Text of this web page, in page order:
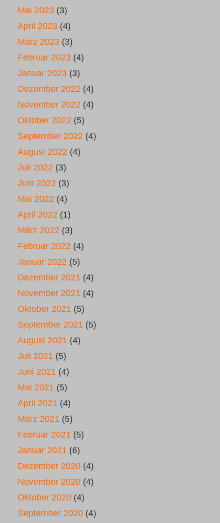
Mai 2023 (3)
April 2023 (4)
März 2023 (3)
Februar 2023 (4)
Januar 2023 (3)
Dezember 2022 (4)
November 2022 (4)
Oktober 2022 (5)
September 2022 (4)
August 2022 (4)
Juli 2022 (3)
Juni 2022 (3)
Mai 2022 (4)
April 2022 (1)
März 2022 (3)
Februar 2022 (4)
Januar 2022 (5)
Dezember 2021 (4)
November 2021 (4)
Oktober 2021 (5)
September 2021 (5)
August 2021 (4)
Juli 2021 (5)
Juni 2021 (4)
Mai 2021 (5)
April 2021 (4)
März 2021 (5)
Februar 2021 (5)
Januar 2021 (6)
Dezember 2020 (4)
November 2020 (4)
Oktober 2020 (4)
September 2020 (4)